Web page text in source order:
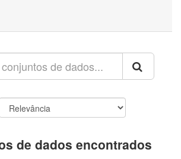
de dados encontrados